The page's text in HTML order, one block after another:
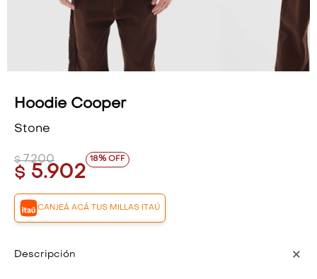
Hoodie Cooper
Stone
$ 5.902
$ 7.200 18
CANJEÁ ACÁ TUS MILLAS ITAÚ
Descripción
VESTIDOS Y MONOS
CAMISAS Y BLUSAS
SHORTS Y FALDAS
VESTIDOS Y MONOS
CAMISAS Y BLUSAS
SHORTS Y FALDAS